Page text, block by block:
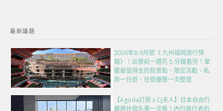
最新議題
2026年8-9月號《 九州福岡旅行情
報》｜出發前一週花 5 分鐘看完！掌
握最值得去的新景點、限定活動、私
房一日遊、住宿優惠一次整理
【Agoda訂房 x CJ夫人】日本自由行
嚴選住宿名單一次看！內行旅行者的